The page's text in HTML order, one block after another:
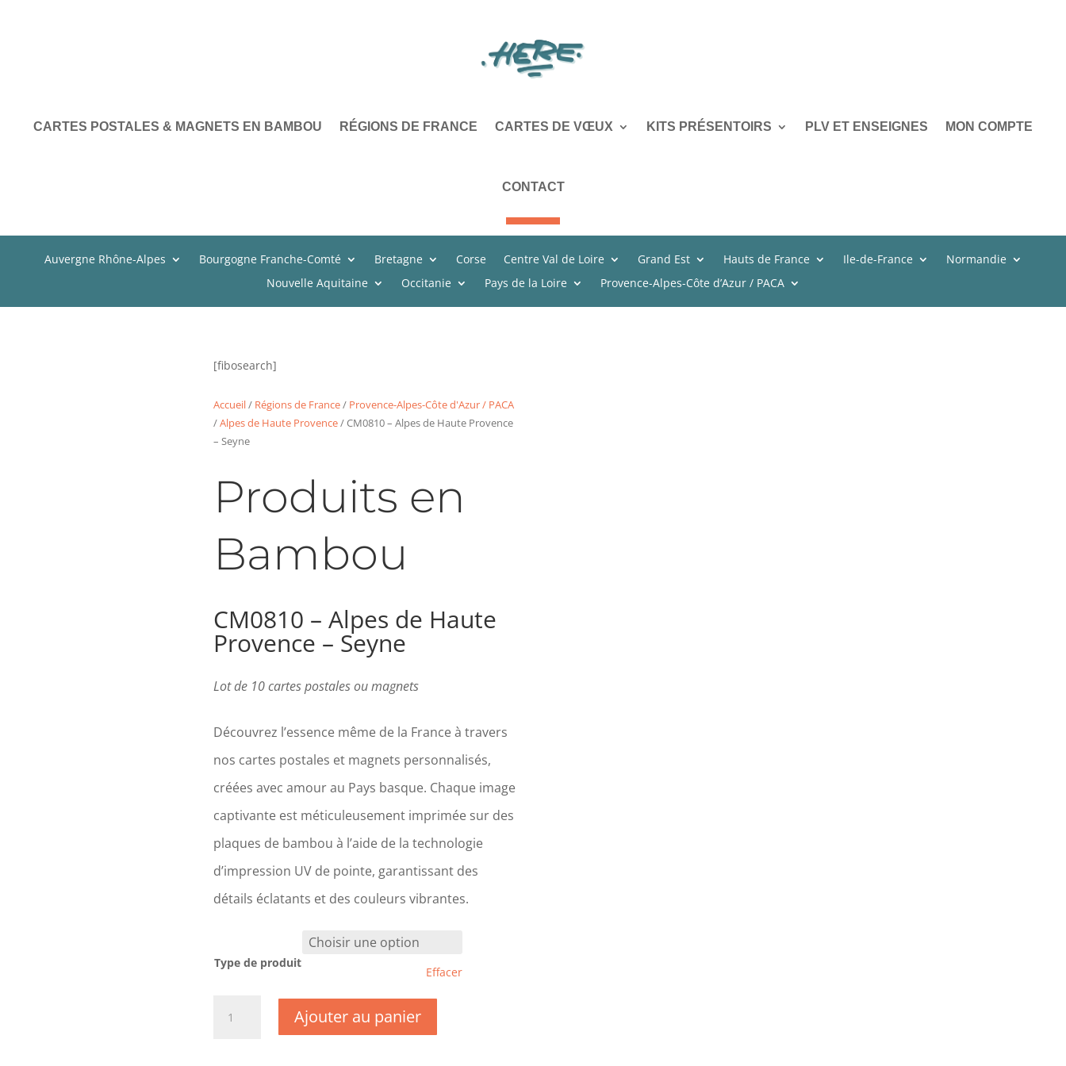
CARTES POSTALES & MAGNETS EN BAMBOU RÉGIONS DE FRANCE CARTES DE VŒUX KITS PRÉSENTOIRS PLV ET ENSEIGNES MON COMPTE
CONTACT
Auvergne Rhône-Alpes Bourgogne Franche-Comté Bretagne Corse Centre Val de Loire Grand Est Hauts de France Ile-de-France
Normandie
Nouvelle Aquitaine
Occitanie Pays de la Loire Provence-Alpes-Côte d’Azur / PACA
[fibosearch]
Accueil/ Régions de France/ Provence-Alpes-Côte d'Azur / PACA
/Alpes de Haute Provence/ CM0810 – Alpes de Haute Provence
– Seyne
Produits en
Bambou
CM0810 – Alpes de Haute
Provence – Seyne
Lot de 10 cartes postales ou magnets
Découvrez l’essence même de la France à travers
nos cartes postales et magnets personnalisés,
créées avec amour au Pays basque. Chaque image
captivante est méticuleusement imprimée sur des
plaques de bambou à l’aide de la technologie
d’impression UV de pointe, garantissant des
détails éclatants et des couleurs vibrantes.
Type de produit
Effacer
Ajouter au panier